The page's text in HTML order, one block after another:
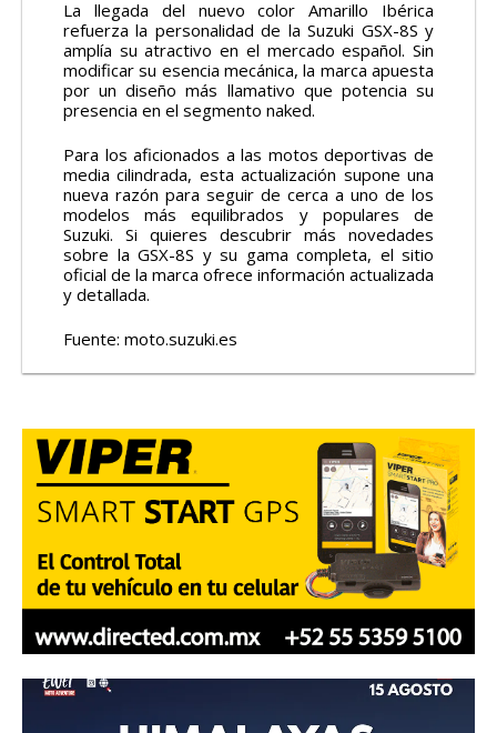
La llegada del nuevo color Amarillo Ibérica
refuerza la personalidad de la Suzuki GSX-8S y
amplía su atractivo en el mercado español. Sin
modificar su esencia mecánica, la marca apuesta
por un diseño más llamativo que potencia su
presencia en el segmento naked.
Para los aficionados a las motos deportivas de
media cilindrada, esta actualización supone una
nueva razón para seguir de cerca a uno de los
modelos más equilibrados y populares de
Suzuki. Si quieres descubrir más novedades
sobre la GSX-8S y su gama completa, el sitio
oficial de la marca ofrece información actualizada
y detallada.
Fuente: moto.suzuki.es